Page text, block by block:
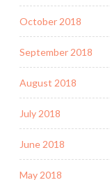
October 2018
September 2018
August 2018
July 2018
June 2018
May 2018